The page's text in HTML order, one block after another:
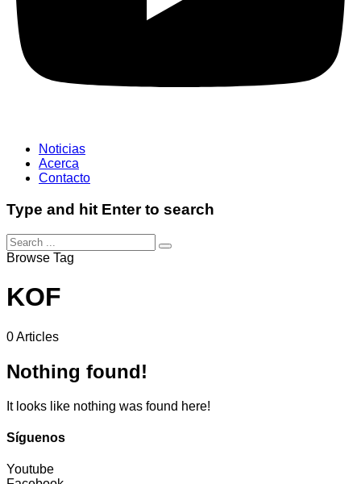
Noticias
Acerca
Contacto
Type and hit Enter to search
Browse Tag
KOF
0 Articles
Nothing found!
It looks like nothing was found here!
Síguenos
Youtube